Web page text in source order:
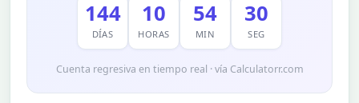
144
DÍAS
10
HORAS
54
MIN
30
SEG
Cuenta regresiva en tiempo real · vía Calculatorr.com